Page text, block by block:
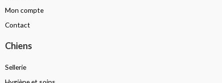
Mon compte
Contact
Chiens
Sellerie